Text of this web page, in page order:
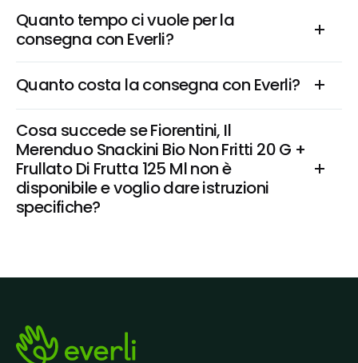
Quanto tempo ci vuole per la
consegna con Everli?
Quanto costa la consegna con Everli?
Cosa succede se Fiorentini, Il
Merenduo Snackini Bio Non Fritti 20 G +
Frullato Di Frutta 125 Ml non è
disponibile e voglio dare istruzioni
specifiche?